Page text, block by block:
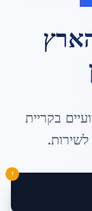
בקריית
שירות.
!